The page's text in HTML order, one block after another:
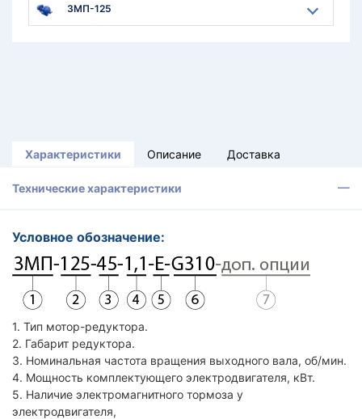
3МП-125
Характеристики Описание Доставка
Технические характеристики
Условное обозначение:
1. Тип мотор-редуктора.
2. Габарит редуктора.
3. Номинальная частота вращения выходного вала, об/мин.
4. Мощность комплектующего электродвигателя, кВт.
5. Наличие электромагнитного тормоза у
электродвигателя,